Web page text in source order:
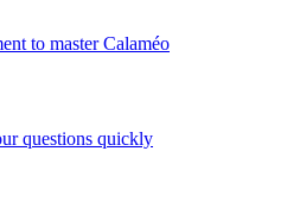
to master Calaméo
questions quickly